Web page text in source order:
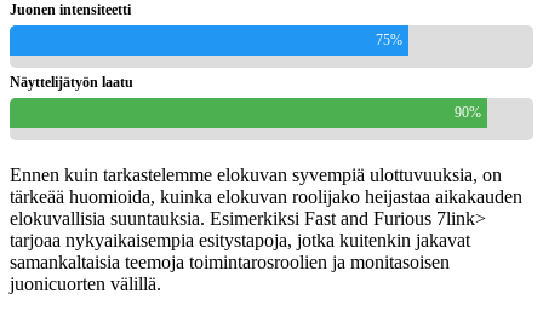
Juonen intensiteetti
75%
Näyttelijätyön laatu
90%
Ennen kuin tarkastelemme elokuvan syvempiä ulottuvuuksia, on
tärkeää huomioida, kuinka elokuvan roolijako heijastaa aikakauden
elokuvallisia suuntauksia. Esimerkiksi Fast and Furious 7link>
tarjoaa nykyaikaisempia esitystapoja, jotka kuitenkin jakavat
samankaltaisia teemoja toimintarosroolien ja monitasoisen
juonicuorten välillä.